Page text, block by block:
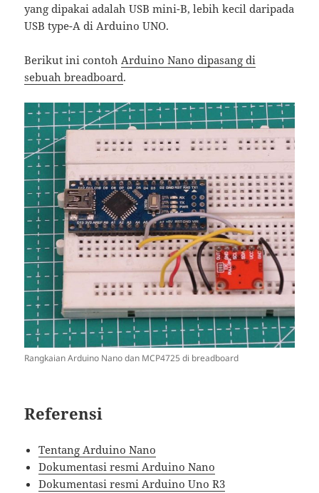
yang dipakai adalah USB mini-B, lebih kecil daripada
USB type-A di Arduino UNO.
Berikut ini contoh Arduino Nano dipasang di
sebuah breadboard.
Rangkaian Arduino Nano dan MCP4725 di breadboard
Referensi
Tentang Arduino Nano
Dokumentasi resmi Arduino Nano
Dokumentasi resmi Arduino Uno R3